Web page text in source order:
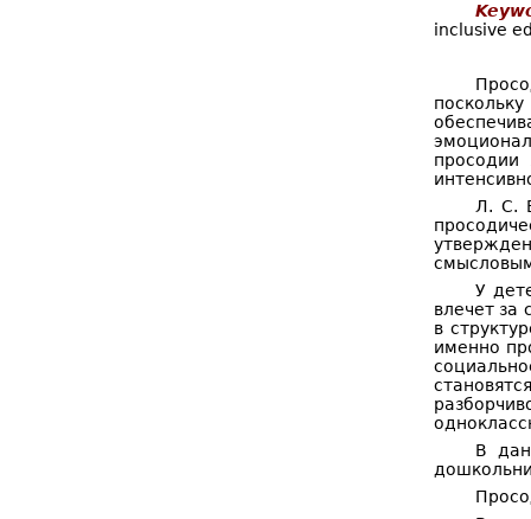
inclusive
просодии
Л. С.
У
влечет за
в
именно
В